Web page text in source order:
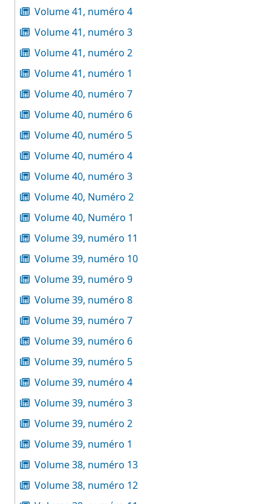
Volume 41, numéro 4
Volume 41, numéro 3
Volume 41, numéro 2
Volume 41, numéro 1
Volume 40, numéro 7
Volume 40, numéro 6
Volume 40, numéro 5
Volume 40, numéro 4
Volume 40, numéro 3
Volume 40, Numéro 2
Volume 40, Numéro 1
Volume 39, numéro 11
Volume 39, numéro 10
Volume 39, numéro 9
Volume 39, numéro 8
Volume 39, numéro 7
Volume 39, numéro 6
Volume 39, numéro 5
Volume 39, numéro 4
Volume 39, numéro 3
Volume 39, numéro 2
Volume 39, numéro 1
Volume 38, numéro 13
Volume 38, numéro 12